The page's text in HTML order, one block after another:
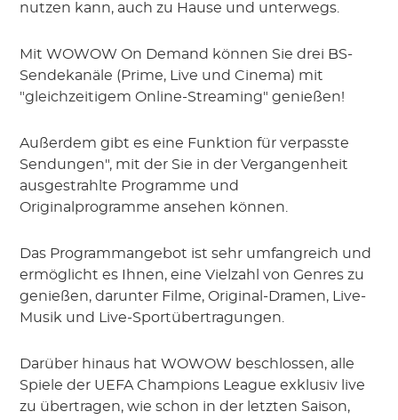
nutzen kann, auch zu Hause und unterwegs.
Mit WOWOW On Demand können Sie drei BS-
Sendekanäle (Prime, Live und Cinema) mit
"gleichzeitigem Online-Streaming" genießen!
Außerdem gibt es eine Funktion für verpasste
Sendungen", mit der Sie in der Vergangenheit
ausgestrahlte Programme und
Originalprogramme ansehen können.
Das Programmangebot ist sehr umfangreich und
ermöglicht es Ihnen, eine Vielzahl von Genres zu
genießen, darunter Filme, Original-Dramen, Live-
Musik und Live-Sportübertragungen.
Darüber hinaus hat WOWOW beschlossen, alle
Spiele der UEFA Champions League exklusiv live
zu übertragen, wie schon in der letzten Saison,